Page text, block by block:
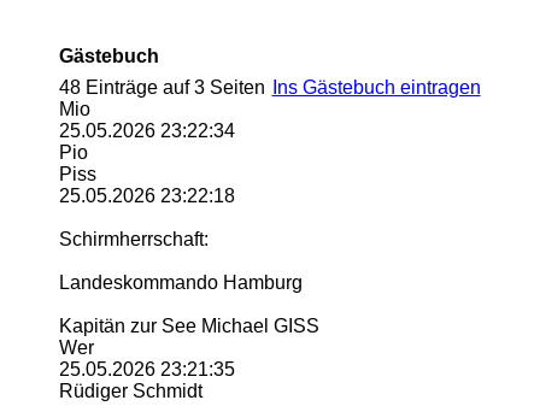
Gästebuch
48 Einträge auf 3 Seiten
Ins Gästebuch eintragen
Mio
25.05.2026 23:22:34
Pio
Piss
25.05.2026 23:22:18
Schirmherrschaft:
Landeskommando Hamburg
Kapitän zur See Michael GISS
Wer
25.05.2026 23:21:35
Rüdiger Schmidt